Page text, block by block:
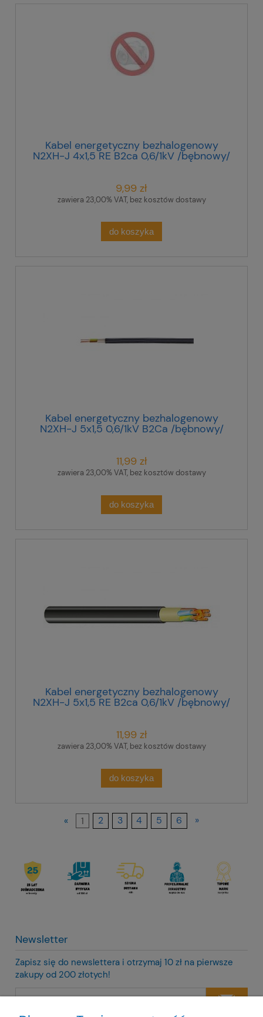
Kabel energetyczny bezhalogenowy
N2XH-J 4x1,5 RE B2ca 0,6/1kV /bębnowy/
9,99 zł
zawiera 23,00% VAT, bez kosztów dostawy
do koszyka
Kabel energetyczny bezhalogenowy
N2XH-J 5x1,5 0,6/1kV B2Ca /bębnowy/
11,99 zł
zawiera 23,00% VAT, bez kosztów dostawy
do koszyka
Kabel energetyczny bezhalogenowy
N2XH-J 5x1,5 RE B2ca 0,6/1kV /bębnowy/
11,99 zł
zawiera 23,00% VAT, bez kosztów dostawy
do koszyka
« 1 2 3 4 5 6 »
Newsletter
Zapisz się do newslettera i otrzymaj 10 zł na pierwsze
zakupy od 200 złotych!